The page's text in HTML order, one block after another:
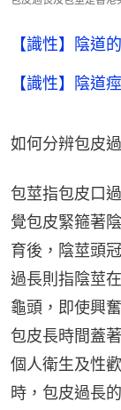
【識性】陰道
【識性】陰
如何分辨包皮
包莖指包皮口
覺包皮緊箍著
育後，陰莖頭
過長則指陰莖
龜頭，即使興
包皮長時間蓋
個人衛生及性
時，包皮過長